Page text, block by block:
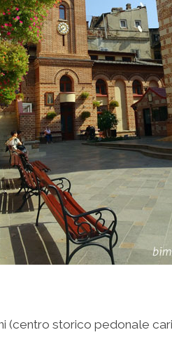
(centro storico pedonale